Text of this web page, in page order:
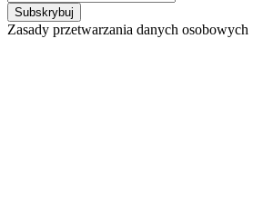
Zasady przetwarzania danych osobowych